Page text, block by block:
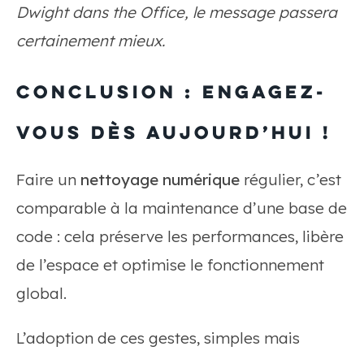
Dwight dans the Office, le message passera
certainement mieux.
Conclusion : Engagez-
vous dès aujourd’hui !
Faire un nettoyage numérique régulier, c’est
comparable à la maintenance d’une base de
code : cela préserve les performances, libère
de l’espace et optimise le fonctionnement
global.
L’adoption de ces gestes, simples mais